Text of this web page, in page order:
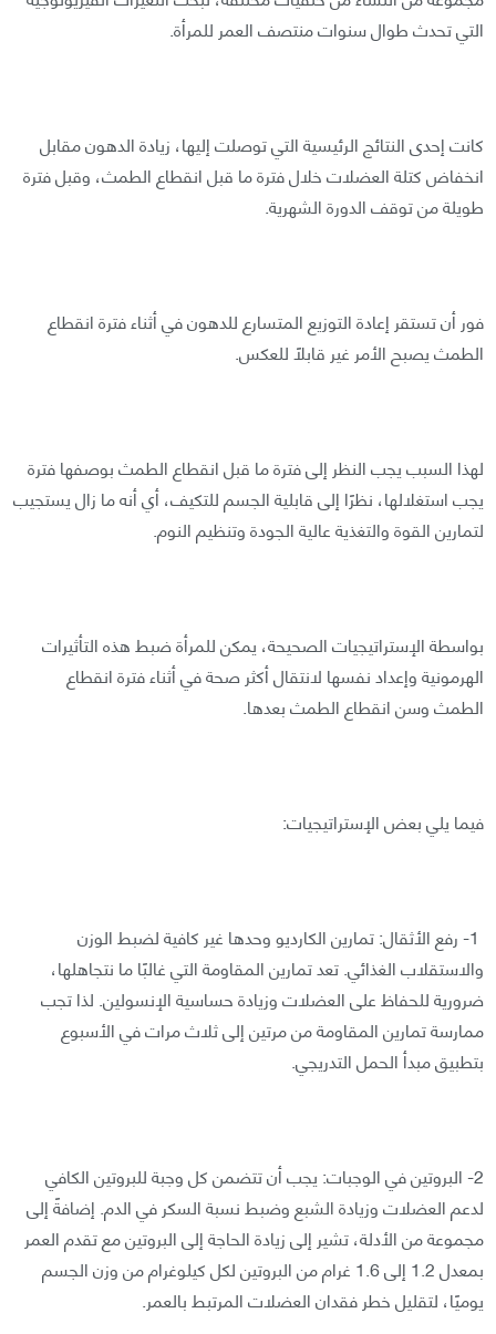
التي تحدث طوال سنوات منتصف العمر للمرأة.
كانت إحدى النتائج الرئيسية التي توصلت إليها، زيادة الدهون مقابل
انخفاض كتلة العضلات خلال فترة ما قبل انقطاع الطمث، وقبل فترة
طويلة من توقف الدورة الشهرية.
فور أن تستقر إعادة التوزيع المتسارع للدهون في أثناء فترة انقطاع
الطمث يصبح الأمر غير قابلًا للعكس.
لهذا السبب يجب النظر إلى فترة ما قبل انقطاع الطمث بوصفها فترة
يجب استغلالها، نظرًا إلى قابلية الجسم للتكيف، أي أنه ما زال يستجيب
لتمارين القوة والتغذية عالية الجودة وتنظيم النوم.
بواسطة الإستراتيجيات الصحيحة، يمكن للمرأة ضبط هذه التأثيرات
الهرمونية وإعداد نفسها لانتقال أكثر صحة في أثناء فترة انقطاع
الطمث وسن انقطاع الطمث بعدها.
فيما يلي بعض الإستراتيجيات:
1- رفع الأثقال: تمارين الكارديو وحدها غير كافية لضبط الوزن
والاستقلاب الغذائي. تعد تمارين المقاومة التي غالبًا ما نتجاهلها،
ضرورية للحفاظ على العضلات وزيادة حساسية الإنسولين. لذا تجب
ممارسة تمارين المقاومة من مرتين إلى ثلاث مرات في الأسبوع
بتطبيق مبدأ الحمل التدريجي.
2- البروتين في الوجبات: يجب أن تتضمن كل وجبة للبروتين الكافي
لدعم العضلات وزيادة الشبع وضبط نسبة السكر في الدم. إضافةً إلى
مجموعة من الأدلة، تشير إلى زيادة الحاجة إلى البروتين مع تقدم العمر
بمعدل 1.2 إلى 1.6 غرام من البروتين لكل كيلوغرام من وزن الجسم
يوميًا، لتقليل خطر فقدان العضلات المرتبط بالعمر.